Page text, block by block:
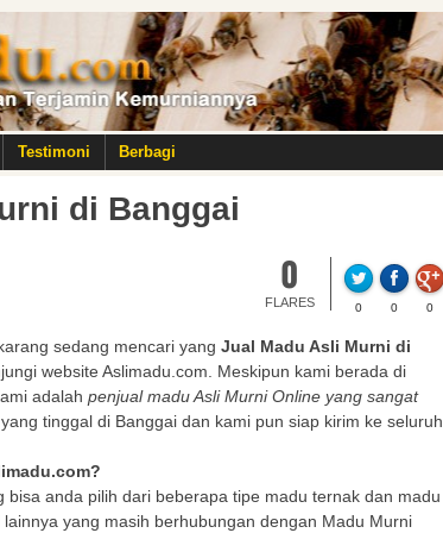
Testimoni Berbagi
di Banggai
0
FLARES 0 0 0
sedang mencari yangJual Madu Asli Murni di
website Aslimadu.com. Meskipun kami berada di
adalahpenjual madu Asli Murni Online yang sangat
yang tinggal di Banggai dan kami pun siap kirim ke seluruh
bisa anda pilih dari beberapa tipe madu ternak dan madu
yang masih berhubungan dengan Madu Murni